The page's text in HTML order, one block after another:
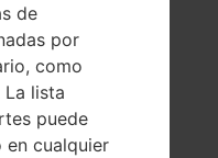
2.0
de
por
como
La lista
puede
en cualquier